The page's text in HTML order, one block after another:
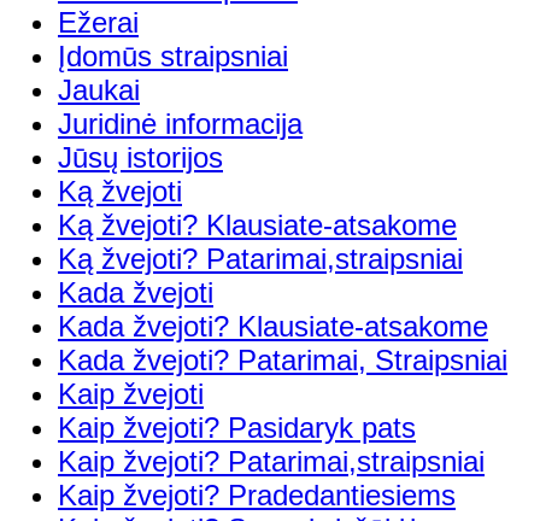
Ežerai
Įdomūs straipsniai
Jaukai
Juridinė informacija
Jūsų istorijos
Ką žvejoti
Ką žvejoti? Klausiate-atsakome
Ką žvejoti? Patarimai,straipsniai
Kada žvejoti
Kada žvejoti? Klausiate-atsakome
Kada žvejoti? Patarimai, Straipsniai
Kaip žvejoti
Kaip žvejoti? Pasidaryk pats
Kaip žvejoti? Patarimai,straipsniai
Kaip žvejoti? Pradedantiesiems